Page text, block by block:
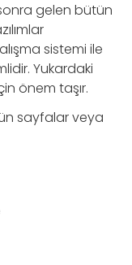
gelen bütün
sistemi ile
Yukardaki
önem taşır.
sayfalar veya